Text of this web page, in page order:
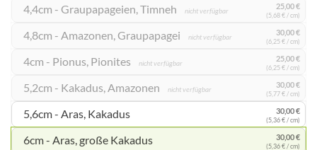
4,4cm - Graupapageien, Timneh nicht verfügbar
25,00 €
(5,68 € / cm)
4,8cm - Amazonen, Graupapagei nicht verfügbar
30,00 €
(6,25 € / cm)
4cm - Pionus, Pionites nicht verfügbar
25,00 €
(6,25 € / cm)
5,2cm - Kakadus, Amazonen nicht verfügbar
30,00 €
(5,77 € / cm)
5,6cm - Aras, Kakadus 30,00 €
(5,36 € / cm)
6cm - Aras, große Kakadus 30,00 €
(5,36 € / cm)